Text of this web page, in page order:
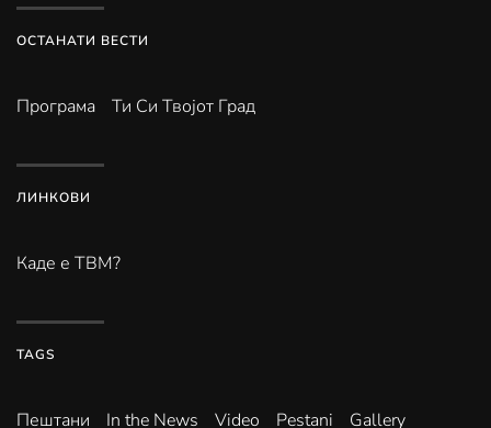
ОСТАНАТИ ВЕСТИ
Програма Ти Си Твојот Град
ЛИНКОВИ
Каде е ТВМ?
TAGS
Пештани In the News Video Pestani Gallery